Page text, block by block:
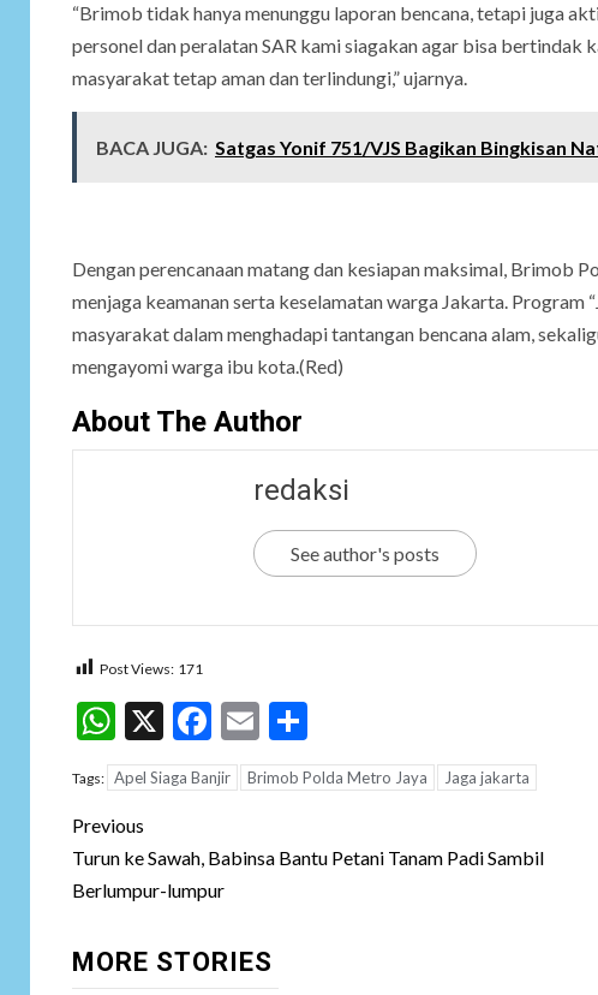
“Brimob tidak hanya menunggu laporan bencana, tetapi juga
personel dan peralatan SAR kami siagakan agar bisa bertindak
masyarakat tetap aman dan terlindungi,” ujarnya.
BACA JUGA: Satgas Yonif 751/VJS Bagikan Bingkisan
Dengan perencanaan matang dan kesiapan maksimal, Brimob
menjaga keamanan serta keselamatan warga Jakarta. Program
masyarakat dalam menghadapi tantangan bencana alam,
mengayomi warga ibu kota.(Red)
About The Author
redaksi
See author's posts
Post Views: 171
WhatsApp
X Facebook
Email
Tags: Apel Siaga Banjir Brimob Polda Metro Jaya Jaga jakarta
Post
navigation
Previous
Turun ke Sawah, Babinsa Bantu Petani Tanam Padi Sambil
Berlumpur-lumpur
MORE STORIES